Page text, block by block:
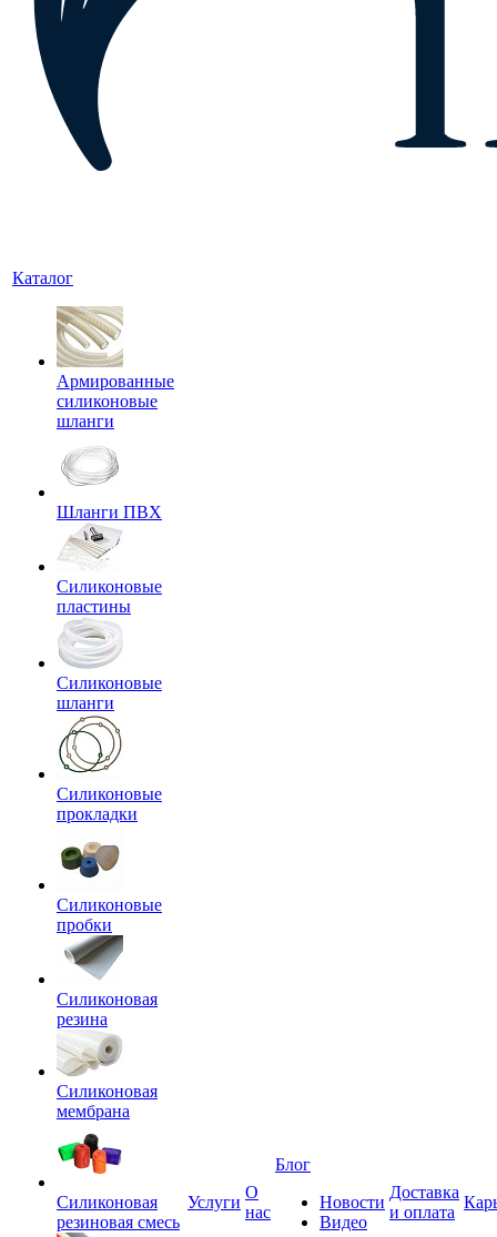
Каталог
Армированные
силиконовые
шланги
Шланги ПВХ
Силиконовые
пластины
Силиконовые
шланги
Силиконовые
прокладки
Силиконовые
пробки
Силиконовая
резина
Силиконовая
мембрана
Силиконовая
резиновая смесь
Услуги
О
нас
Блог
Новости
Видео
Доставка
и оплата